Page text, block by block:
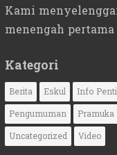
Kami
menengah
Kategori
Berita Eskul Info
Pengumuman
Pramuka
Uncategorized
Video